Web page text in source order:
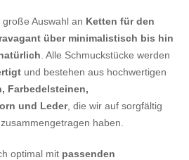
Auswahl an Ketten für den
über minimalistisch bis hin
. Alle Schmuckstücke werden
und bestehen aus hochwertigen
Farbedelsteinen,
und Leder, die wir auf sorgfältig
haben.
optimal mit passenden